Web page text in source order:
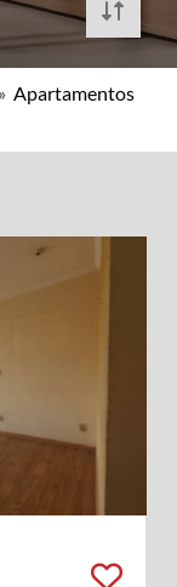
» Apartamentos